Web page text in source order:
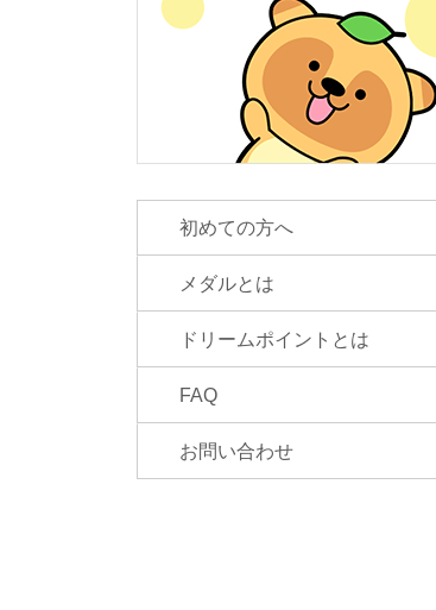
初めての方へ
メダルとは
ドリームポイントとは
FAQ
お問い合わせ